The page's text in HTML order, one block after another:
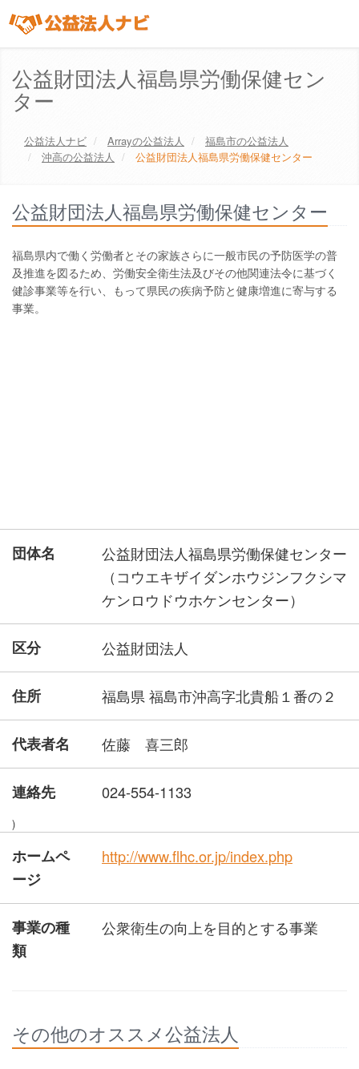
公益財団法人福島県労働保健セン
ター
公益法人ナビ Arrayの公益法人 福島市の公益法人
沖高の公益法人
公益財団法人福島県労働保健センター
公益財団法人福島県労働保健センター
福島県内で働く労働者とその家族さらに一般市民の予防医学の普
及推進を図るため、労働安全衛生法及びその他関連法令に基づく
健診事業等を行い、もって県民の疾病予防と健康増進に寄与する
事業。
団体名
公益財団法人福島県労働保健センター
（コウエキザイダンホウジンフクシマ
ケンロウドウホケンセンター）
区分 公益財団法人
住所 福島県 福島市沖高字北貴船１番の２
代表者名 佐藤 喜三郎
連絡先 024-554-1133
)
ホームペ
ージ
http://www.flhc.or.jp/index.php
事業の種
類
公衆衛生の向上を目的とする事業
その他のオススメ公益法人